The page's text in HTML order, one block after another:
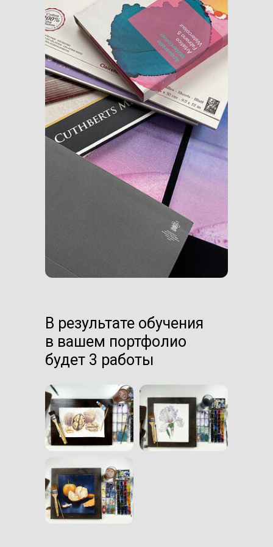
В результате обучения
в вашем портфолио
будет 3 работы